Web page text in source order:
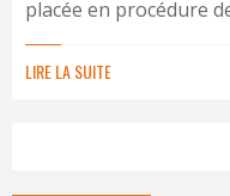
placée en procédure
LIRE LA SUITE